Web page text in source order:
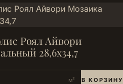
Роял Айвори
28,6х34,7
м² В КОРЗИНУ